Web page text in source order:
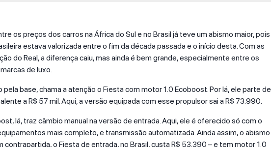
os preços dos carros na África do Sul e no Brasil já teve um abismo maior, pois
estava valorizada entre o fim da década passada e o início desta. Com as
do Real, a diferença caiu, mas ainda é bem grande, especialmente entre os
de luxo.
pela base, chama a atenção o Fiesta com motor 1.0 Ecoboost. Por lá, ele parte de
a R$ 57 mil. Aqui, a versão equipada com esse propulsor sai a R$ 73.990.
lá, traz câmbio manual na versão de entrada. Aqui, ele é oferecido só com o
mais completo, e transmissão automatizada. Ainda assim, o abismo
contrapartida, o Fiesta de entrada, no Brasil, custa R$ 53.390 – e tem motor 1.0